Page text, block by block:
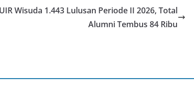
UIR Wisuda 1.443 Lulusan Periode II 2026, Total
Alumni Tembus 84 Ribu